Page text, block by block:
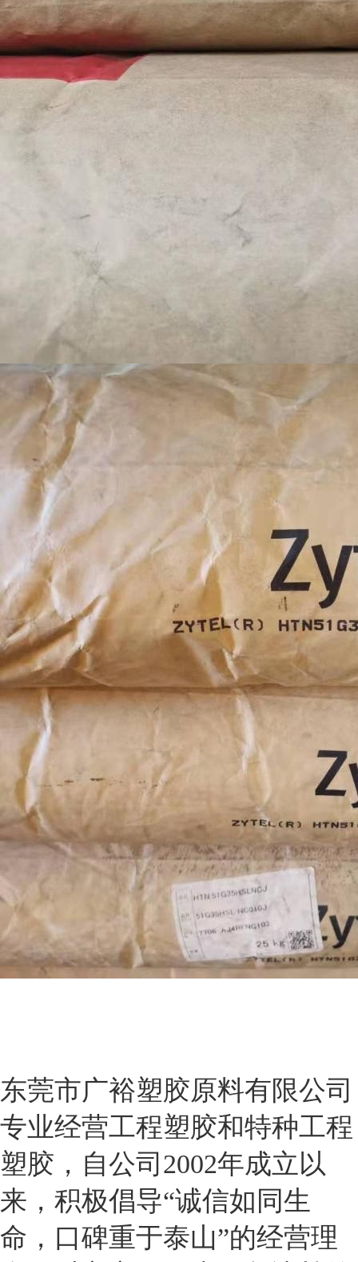
东莞市广裕塑胶原料有限公司
专业经营工程塑胶和特种工程
塑胶，自公司2002年成立以
来，积极倡导“诚信如同生
命，口碑重于泰山”的经营理